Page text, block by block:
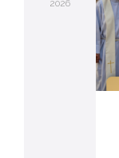
2026